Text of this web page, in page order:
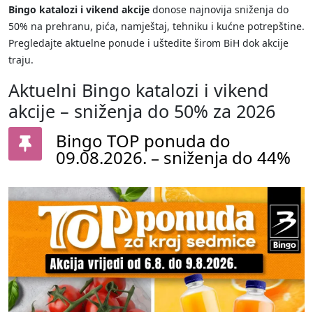
Bingo katalozi i vikend akcije donose najnovija sniženja do
50% na prehranu, pića, namještaj, tehniku i kućne potrepštine.
Pregledajte aktuelne ponude i uštedite širom BiH dok akcije
traju.
Aktuelni Bingo katalozi i vikend
akcije – sniženja do 50% za 2026
Bingo TOP ponuda do
09.08.2026. – sniženja do 44%